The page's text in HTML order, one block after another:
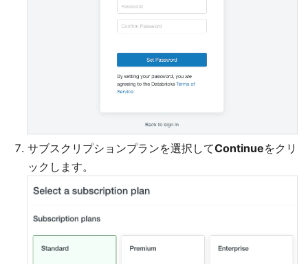
サブスクリプションプランを選択してContinueをクリ
ックします。